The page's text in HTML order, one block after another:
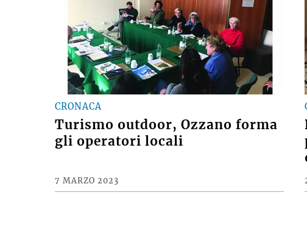
CRONACA
Turismo outdoor, Ozzano forma
gli operatori locali
7 MARZO 2023